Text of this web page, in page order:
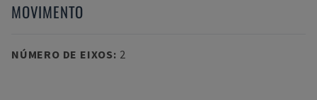
MOVIMENTO
NÚMERO DE EIXOS: 2